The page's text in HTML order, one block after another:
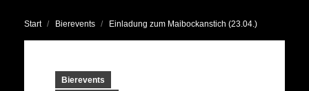
Sie befinden sich hier:
Start Bierevents Einladung zum Maibockanstich (23.04.)
Bierevents